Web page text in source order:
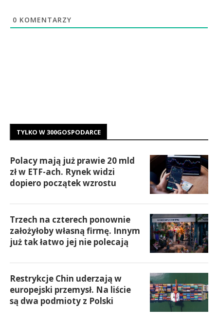
0 KOMENTARZY
TYLKO W 300GOSPODARCE
Polacy mają już prawie 20 mld
zł w ETF-ach. Rynek widzi
dopiero początek wzrostu
Trzech na czterech ponownie
założyłoby własną firmę. Innym
już tak łatwo jej nie polecają
Restrykcje Chin uderzają w
europejski przemysł. Na liście
są dwa podmioty z Polski